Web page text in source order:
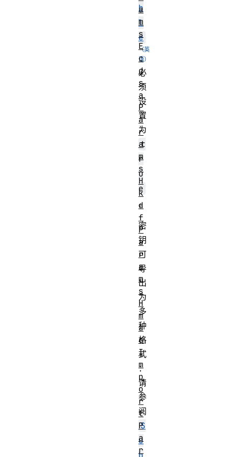
b
l
e
必
须
设
置
为
t
r
u
e
。
密
钥
可
导
出
为
多
种
格
式
：
请
参
阅
S
u
a
m
s
E
c
d
s
a
P
a
r
a
m
s
H
k
d
f
P
a
r
a
m
s
H
m
a
c
I
m
p
o
r
t
P
a
r